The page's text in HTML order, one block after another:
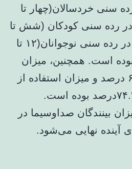
در رده سنی خردسالان(چهار تا
۷۷.۲درصد،در رده سنی کودکان (شش تا
۱۱ سال) ۷۸.۱درصد، در رده سنی نوجوانان(۱۲ تا
بوده است. همچنین، میزان
بیننده اخبار سیما ۶۰.۴ درصد و میزان استفاده از
بینندگان صداوسیما در
آینده نهایی می‌شود.